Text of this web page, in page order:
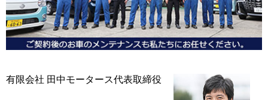
有限会社 田中モータース代表取締役